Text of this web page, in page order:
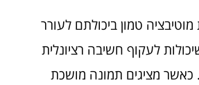
טמון ביכולתם לעורר
לעקוף חשיבה רציונלית
מציגים תמונה מושכת